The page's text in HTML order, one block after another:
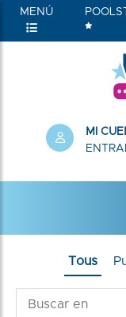
MENÚ
MI
Tous